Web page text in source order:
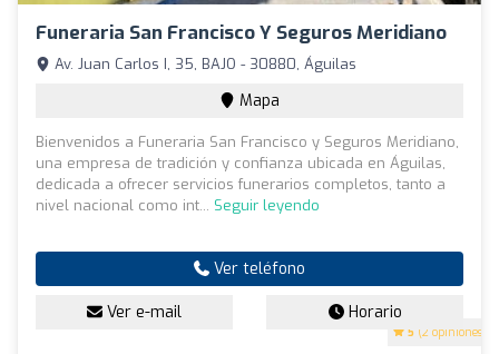
Funeraria San Francisco Y Seguros Meridiano
5 (2 opiniones)
Av. Juan Carlos I, 35, BAJO - 30880, Águilas
Mapa
Bienvenidos a Funeraria San Francisco y Seguros Meridiano,
una empresa de tradición y confianza ubicada en Águilas,
dedicada a ofrecer servicios funerarios completos, tanto a
nivel nacional como int... Seguir leyendo
Ver teléfono
Ver e-mail Horario